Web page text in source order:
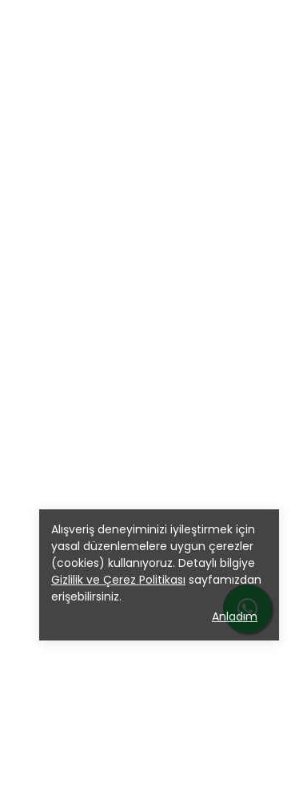
Alışveriş deneyiminizi iyileştirmek için
yasal düzenlemelere uygun çerezler
(cookies) kullanıyoruz. Detaylı bilgiye
Gizlilik ve Çerez Politikası sayfamızdan
erişebilirsiniz.
Anladım